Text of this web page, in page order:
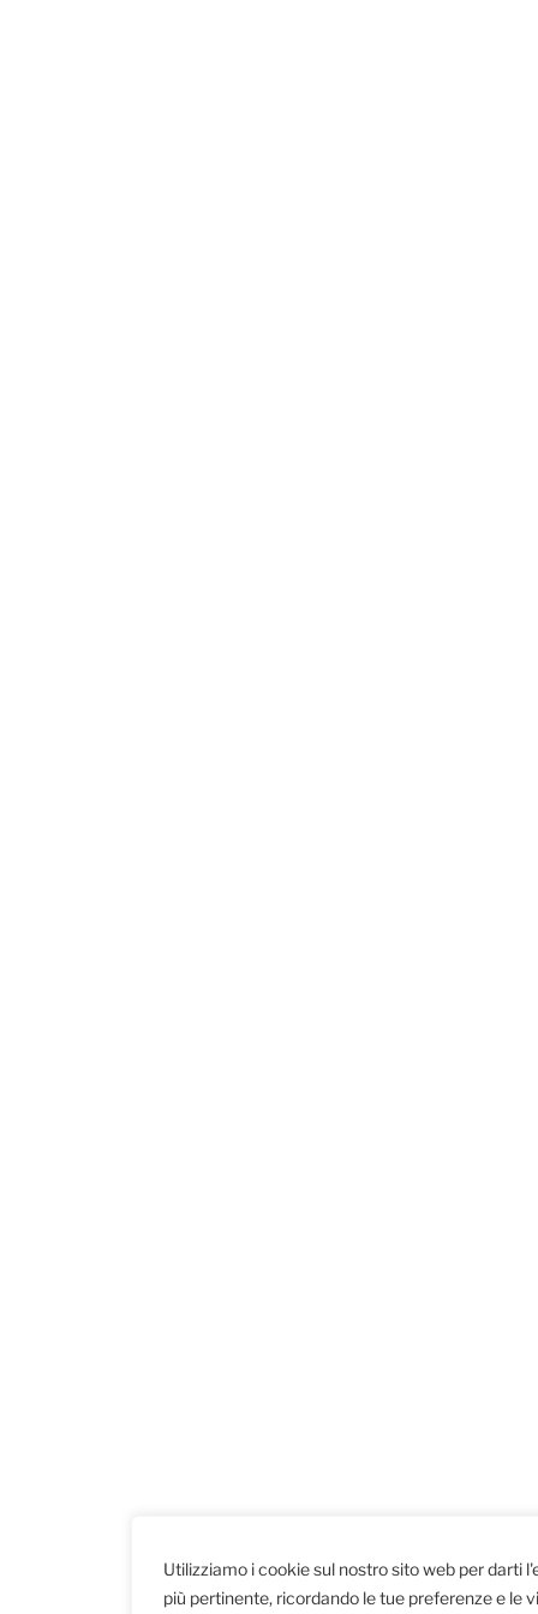
Utilizziamo i cookie sul nostro sito web per darti
più pertinente, ricordando le tue preferenze e le